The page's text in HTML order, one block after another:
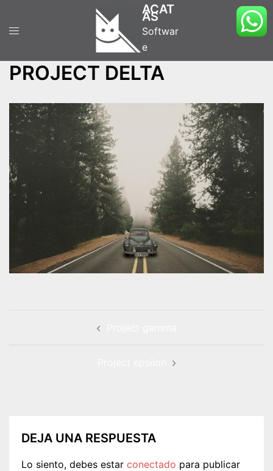
ACAT
AS
Softwar
e
PROJECT DELTA
DEJA UNA RESPUESTA
Lo siento, debes estar conectado para publicar